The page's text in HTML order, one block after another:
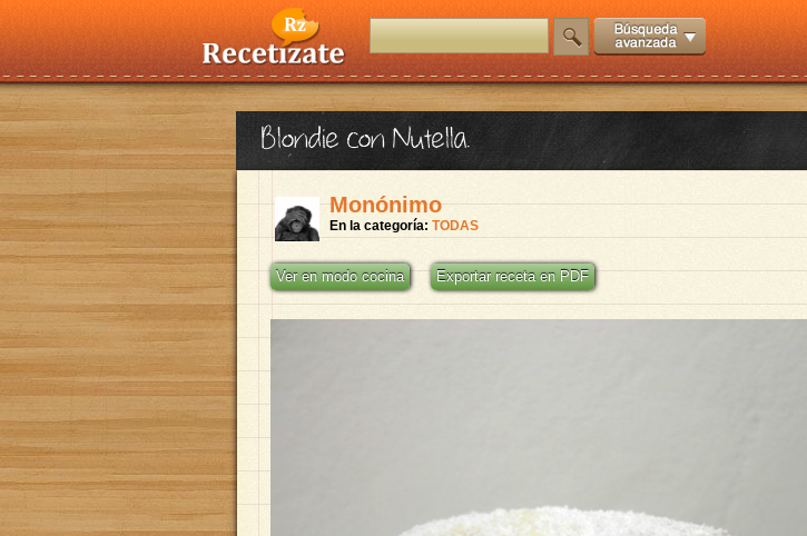
Blondie con Nutella.
Monónimo
En la categoría: TODAS
Ver en modo cocina Exportar receta en PDF